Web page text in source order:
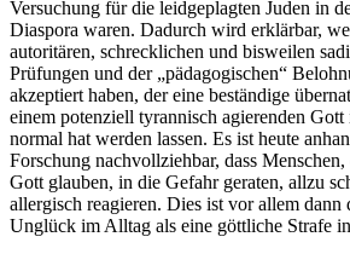
Versuchung für die leidgeplagten Juden in
Diaspora waren. Dadurch wird erklärbar,
autoritären, schrecklichen und bisweilen
Prüfungen und der „pädagogischen“
akzeptiert haben, der eine beständige
einem potenziell tyrannisch agierenden
normal hat werden lassen. Es ist heute
Forschung nachvollziehbar, dass
Gott glauben, in die Gefahr geraten, allzu
allergisch reagieren. Dies ist vor allem dann
Unglück im Alltag als eine göttliche Strafe